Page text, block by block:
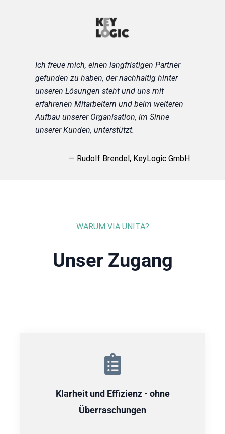
Ich freue mich, einen langfristigen Partner
gefunden zu haben, der nachhaltig hinter
unseren Lösungen steht und uns mit
erfahrenen Mitarbeitern und beim weiteren
Aufbau unserer Organisation, im Sinne
unserer Kunden, unterstützt.
— Rudolf Brendel, KeyLogic GmbH
WARUM VIA UNITA?
Unser Zugang
Klarheit und Effizienz - ohne
Überraschungen